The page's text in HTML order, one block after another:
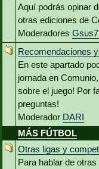
Aquí podrás opinar
otras ediciones de
Moderadores
Recomendaciones
En este apartado
jornada en
sobre el juego! Por
preguntas!
Moderador DARI
MÁS FÚTBOL
Otras ligas y
Para hablar de